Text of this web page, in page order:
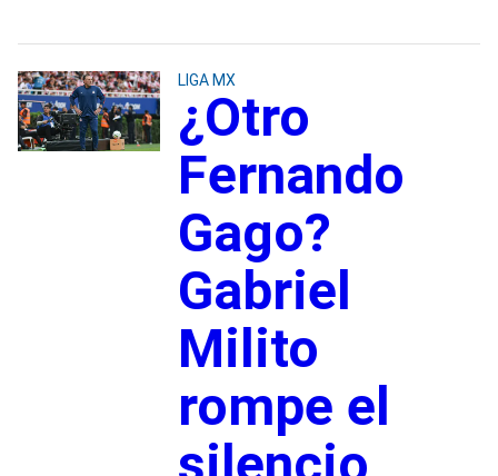
LIGA MX
¿Otro
Fernando
Gago?
Gabriel
Milito
rompe el